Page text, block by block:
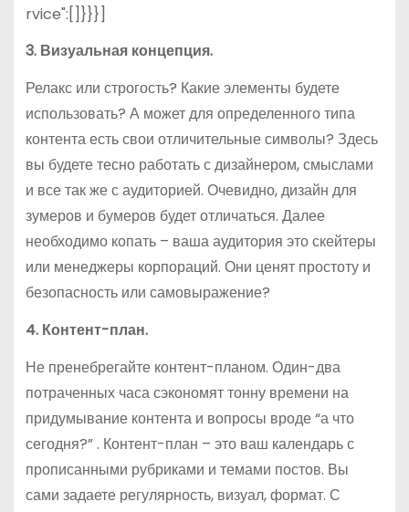
rvice":[]}}}]
3. Визуальная концепция.
Релакс или строгость? Какие элементы будете
использовать? А может для определенного типа
контента есть свои отличительные символы? Здесь
вы будете тесно работать с дизайнером, смыслами
и все так же с аудиторией. Очевидно, дизайн для
зумеров и бумеров будет отличаться. Далее
необходимо копать – ваша аудитория это скейтеры
или менеджеры корпораций. Они ценят простоту и
безопасность или самовыражение?
4. Контент-план.
Не пренебрегайте контент-планом. Один-два
потраченных часа сэкономят тонну времени на
придумывание контента и вопросы вроде “а что
сегодня?” . Контент-план – это ваш календарь с
прописанными рубриками и темами постов. Вы
сами задаете регулярность, визуал, формат. С